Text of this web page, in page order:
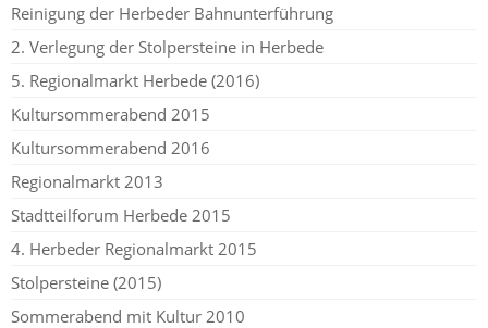
Reinigung der Herbeder Bahnunterführung
2. Verlegung der Stolpersteine in Herbede
5. Regionalmarkt Herbede (2016)
Kultursommerabend 2015
Kultursommerabend 2016
Regionalmarkt 2013
Stadtteilforum Herbede 2015
4. Herbeder Regionalmarkt 2015
Stolpersteine (2015)
Sommerabend mit Kultur 2010